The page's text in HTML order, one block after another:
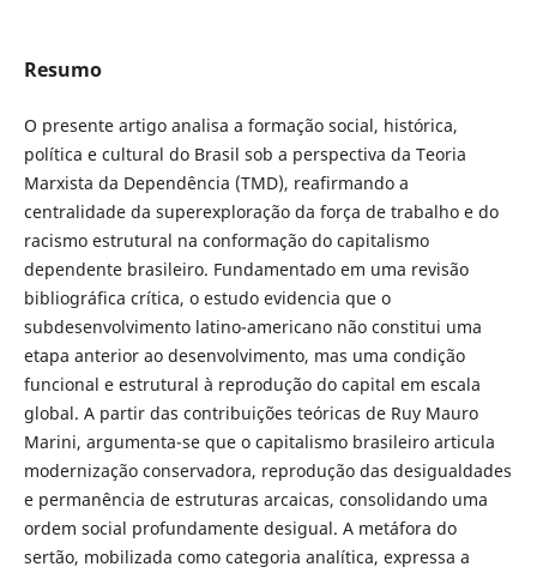
Resumo
O presente artigo analisa a formação social, histórica,
política e cultural do Brasil sob a perspectiva da Teoria
Marxista da Dependência (TMD), reafirmando a
centralidade da superexploração da força de trabalho e do
racismo estrutural na conformação do capitalismo
dependente brasileiro. Fundamentado em uma revisão
bibliográfica crítica, o estudo evidencia que o
subdesenvolvimento latino-americano não constitui uma
etapa anterior ao desenvolvimento, mas uma condição
funcional e estrutural à reprodução do capital em escala
global. A partir das contribuições teóricas de Ruy Mauro
Marini, argumenta-se que o capitalismo brasileiro articula
modernização conservadora, reprodução das desigualdades
e permanência de estruturas arcaicas, consolidando uma
ordem social profundamente desigual. A metáfora do
sertão, mobilizada como categoria analítica, expressa a